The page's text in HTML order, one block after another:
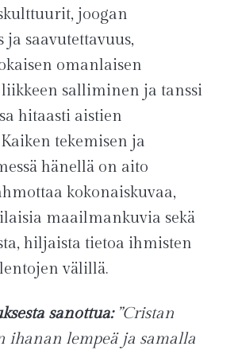
joogan
saavutettavuus,
omanlaisen
salliminen ja tanssi
hitaasti aistien
tekemisen ja
hänellä on aito
kokonaiskuvaa,
maailmankuvia sekä
hiljaista tietoa ihmisten
välillä.
sanottua: ”Cristan
ihanan lempeä ja samalla